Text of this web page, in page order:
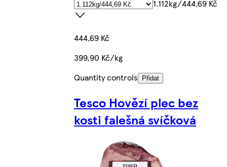
1.112kg/444,69 Kč
444,69 Kč
399,90 Kč/kg
Quantity controls
Přidat
Tesco Hovězí plec bez
kosti falešná svíčková